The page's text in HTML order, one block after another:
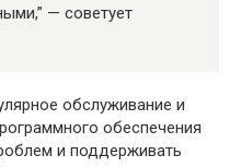
— советует
обслуживание и
обеспечения
и поддерживать